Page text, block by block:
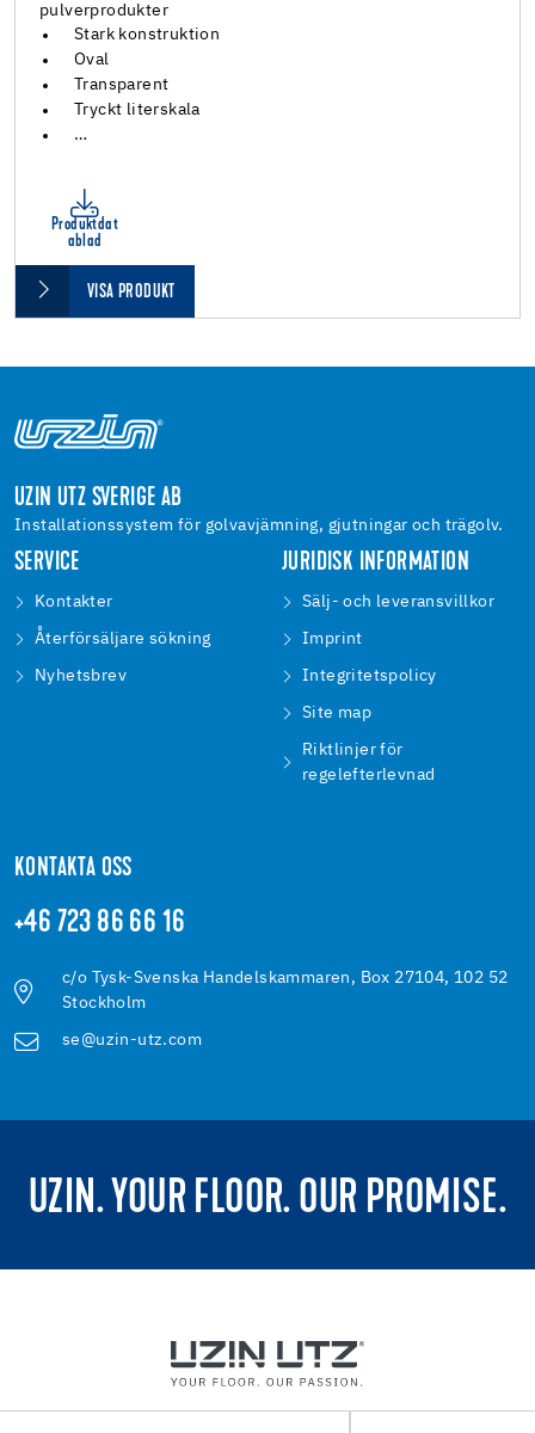
pulverprodukter
Stark konstruktion
Oval
Transparent
Tryckt literskala
…
Produktdat
ablad
VISA PRODUKT
UZIN UTZ SVERIGE AB
Installationssystem för golvavjämning, gjutningar och trägolv.
SERVICE
Kontakter
Återförsäljare sökning
Nyhetsbrev
JURIDISK INFORMATION
Sälj- och leveransvillkor
Imprint
Integritetspolicy
Site map
Riktlinjer för
regelefterlevnad
KONTAKTA OSS
+46 723 86 66 16
c/o Tysk-Svenska Handelskammaren, Box 27104, 102 52
Stockholm
se@uzin-utz.com
UZIN. YOUR FLOOR. OUR PROMISE.